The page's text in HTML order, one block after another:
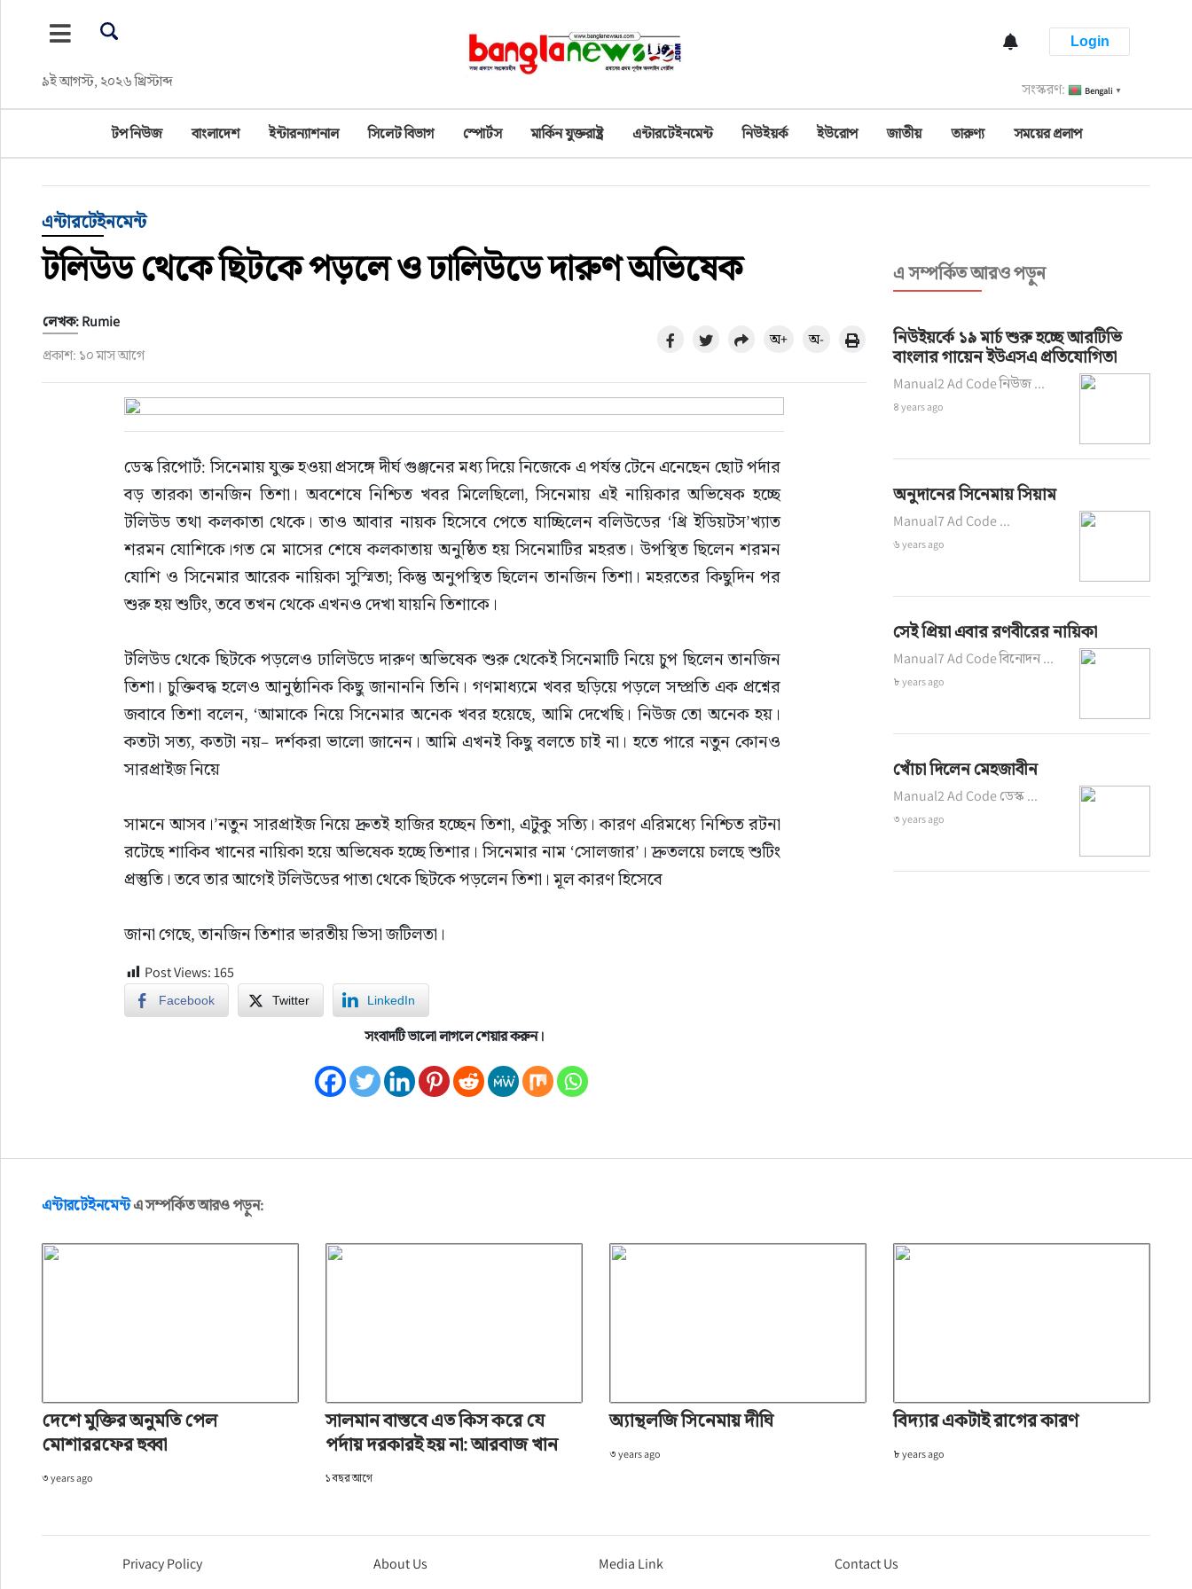
৯ই আগস্ট, ২০২৬ খ্রিস্টাব্দ
Login
সংস্করণ: Bengali ▼
স্পোর্টস
নিউইয়র্ক
টপ নিউজ বাংলাদেশ ইন্টারন্যাশনাল সিলেট বিভাগ স্পোর্টস মার্কিন যুক্তরাষ্ট্র এন্টারটেইনমেন্ট নিউইয়র্ক ইউরোপ জাতীয় তারুণ্য সময়ের প্রলাপ
এন্টারটেইনমেন্ট
টলিউড থেকে ছিটকে পড়লে ও ঢালিউডে দারুণ অভিষেক
লেখক: Rumie
প্রকাশ: ১০ মাস আগে
অ+ অ-
ডেস্ক রিপোর্ট: সিনেমায় যুক্ত হওয়া প্রসঙ্গে দীর্ঘ গুঞ্জনের মধ্য দিয়ে নিজেকে এ পর্যন্ত টেনে এনেছেন ছোট পর্দার
বড় তারকা তানজিন তিশা। অবশেষে নিশ্চিত খবর মিলেছিলো, সিনেমায় এই নায়িকার অভিষেক হচ্ছে
টলিউড তথা কলকাতা থেকে। তাও আবার নায়ক হিসেবে পেতে যাচ্ছিলেন বলিউডের ‘থ্রি ইডিয়টস’খ্যাত
শরমন যোশিকে।গত মে মাসের শেষে কলকাতায় অনুষ্ঠিত হয় সিনেমাটির মহরত। উপস্থিত ছিলেন শরমন
যোশি ও সিনেমার আরেক নায়িকা সুস্মিতা; কিন্তু অনুপস্থিত ছিলেন তানজিন তিশা। মহরতের কিছুদিন পর
শুরু হয় শুটিং, তবে তখন থেকে এখনও দেখা যায়নি তিশাকে।
টলিউড থেকে ছিটকে পড়লেও ঢালিউডে দারুণ অভিষেক শুরু থেকেই সিনেমাটি নিয়ে চুপ ছিলেন তানজিন
তিশা। চুক্তিবদ্ধ হলেও আনুষ্ঠানিক কিছু জানাননি তিনি। গণমাধ্যমে খবর ছড়িয়ে পড়লে সম্প্রতি এক প্রশ্নের
জবাবে তিশা বলেন, ‘আমাকে নিয়ে সিনেমার অনেক খবর হয়েছে, আমি দেখেছি। নিউজ তো অনেক হয়।
কতটা সত্য, কতটা নয়– দর্শকরা ভালো জানেন। আমি এখনই কিছু বলতে চাই না। হতে পারে নতুন কোনও
সারপ্রাইজ নিয়ে
সামনে আসব।’নতুন সারপ্রাইজ নিয়ে দ্রুতই হাজির হচ্ছেন তিশা, এটুকু সত্যি। কারণ এরিমধ্যে নিশ্চিত রটনা
রটেছে শাকিব খানের নায়িকা হয়ে অভিষেক হচ্ছে তিশার। সিনেমার নাম ‘সোলজার’। দ্রুতলয়ে চলছে শুটিং
প্রস্তুতি। তবে তার আগেই টলিউডের পাতা থেকে ছিটকে পড়লেন তিশা। মূল কারণ হিসেবে
জানা গেছে, তানজিন তিশার ভারতীয় ভিসা জটিলতা।
Post Views:165
Facebook Twitter LinkedIn
সংবাদটি ভালো লাগলে শেয়ার করুন।
এ সম্পর্কিত আরও পড়ুন
নিউইয়র্কে ১৯ মার্চ শুরু হচ্ছে আরটিভি
বাংলার গায়েন ইউএসএ প্রতিযোগিতা
Manual2 Ad Code নিউজ ...
৪ years ago
অনুদানের সিনেমায় সিয়াম
Manual7 Ad Code ...
৬ years ago
সেই প্রিয়া এবার রণবীরের নায়িকা
Manual7 Ad Code বিনোদন ...
৮ years ago
খোঁচা দিলেন মেহজাবীন
Manual2 Ad Code ডেস্ক ...
৩ years ago
এন্টারটেইনমেন্টএ সম্পর্কিত আরও পড়ুন:
দেশে মুক্তির অনুমতি পেল
মোশাররফের হুব্বা
৩ years ago
সালমান বাস্তবে এত কিস করে যে
পর্দায় দরকারই হয় না: আরবাজ খান
১ বছর আগে
অ্যান্থলজি সিনেমায় দীঘি
৩ years ago
বিদ্যার একটাই রাগের কারণ
৮ years ago
Privacy Policy About Us Media Link Contact Us